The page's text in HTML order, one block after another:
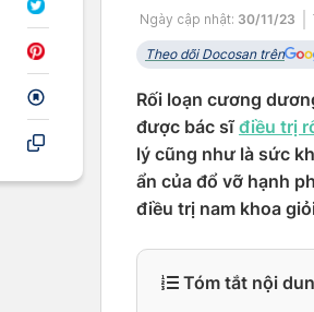
Ngày cập nhật: 30/11/23
Theo dõi Docosan trên
Rối loạn cương
được bác sĩđiều trị
lý cũng như là sức
ẩn của đổ vỡ hạnh
điều trị nam khoa
Tóm tắt nội